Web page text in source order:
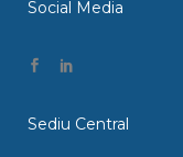
Social Media
Sediu Central